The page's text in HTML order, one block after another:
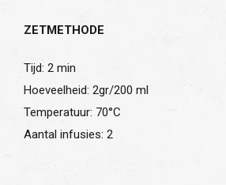
ZETMETHODE
Tijd: 2 min
Hoeveelheid: 2gr/200 ml
Temperatuur: 70°C
Aantal infusies: 2